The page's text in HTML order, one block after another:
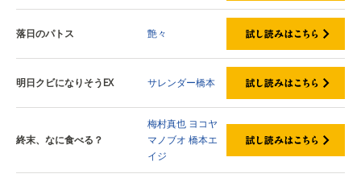
落日のパトス 艶々
明日クビになりそうEX サレンダー橋本
終末、なに食べる？
梅村真也 ヨコヤ
マノブオ 橋本エ
イジ